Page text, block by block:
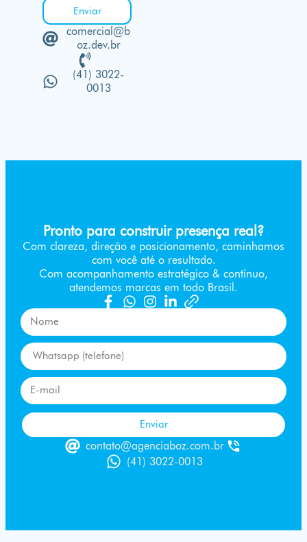
Enviar
comercial@b
oz.dev.br
(41) 3022-
0013
Pronto para construir presença real?
Com clareza, direção e posicionamento, caminhamos
com você até o resultado.
Com acompanhamento estratégico & contínuo,
atendemos marcas em todo Brasil.
Enviar
contato@agenciaboz.com.br
(41) 3022-0013